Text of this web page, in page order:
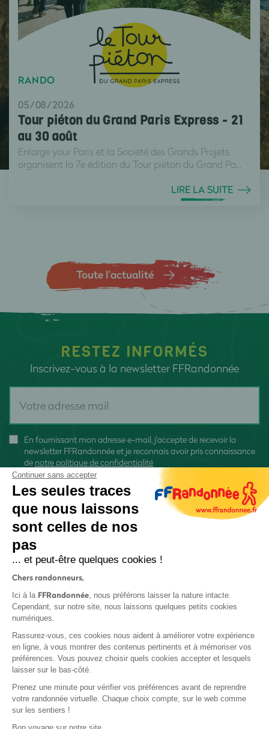
RANDO
05/08/2026
Tour piéton du Grand Paris Express - 21
au 30 août
Enlarge your Paris et la Société des Grands Projets
organisent la 7e édition du Tour piéton du Grand Pa...
LIRE LA SUITE
Toute l’actualité
RESTEZ INFORMÉS
Inscrivez-vous à la newsletter FFRandonnée
En fournissant mon adresse e-mail, j'accepte de recevoir la
newsletter FFRandonnée et je reconnais avoir pris connaissance
de notre politique de confidentialité
Protection des données
Politique de confidentialité
Continuer sans accepter
Les seules traces
que nous laissons
sont celles de nos
pas
... et peut-être quelques cookies !
Chers randonneurs,
Ici à la FFRandonnée, nous préférons laisser la nature intacte.
Cependant, sur notre site, nous laissons quelques petits cookies
numériques.
Rassurez-vous, ces cookies nous aident à améliorer votre expérience
en ligne, à vous montrer des contenus pertinents et à mémoriser vos
préférences. Vous pouvez choisir quels cookies accepter et lesquels
laisser sur le bas-côté.
Prenez une minute pour vérifier vos préférences avant de reprendre
votre randonnée virtuelle. Chaque choix compte, sur le web comme
sur les sentiers !